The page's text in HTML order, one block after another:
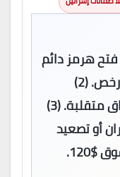
هرمز دائم
+ رفع عقوبات أوروبية + نفط أرخص. (2)
تمديد: تعثّر المفاوضات + أسواق متقلبة. (3)
أو تصعيد